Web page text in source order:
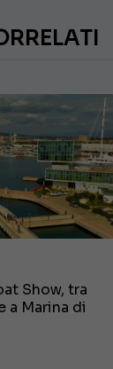
Show, tra
a Marina di